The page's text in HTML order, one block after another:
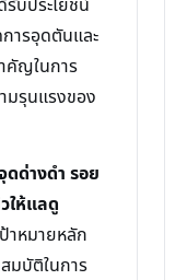
รับประโยชน์
ารอุดตันและ
คัญในการ
มรุนแรงของ
ด่างดำ รอย
ให้แลดู
าหมายหลัก
มบัติในการ